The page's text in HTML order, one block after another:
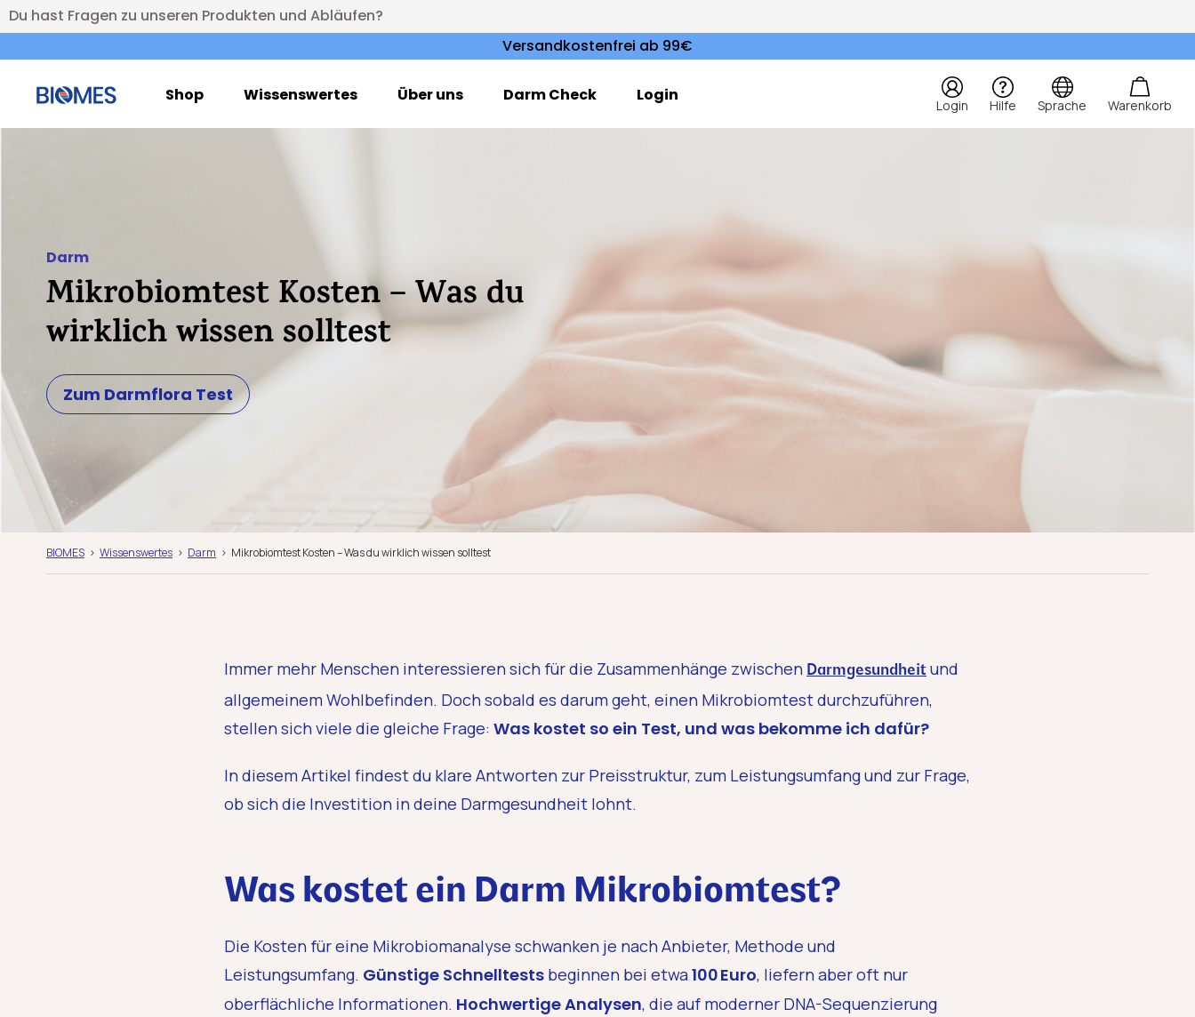
Du hast Fragen zu unseren Produkten und Abläufen?
Versandkostenfrei ab 99€
Shop Wissenswertes Über uns Darm Check Login
Login Hilfe Sprache Warenkorb
Darm
Mikrobiomtest Kosten – Was du
wirklich wissen solltest
Zum Darmflora Test
BIOMES Wissenswertes Darm Mikrobiomtest Kosten – Was du wirklich wissen solltest
Immer mehr Menschen interessieren sich für die Zusammenhänge zwischen Darmgesundheit und
allgemeinem Wohlbefinden. Doch sobald es darum geht, einen Mikrobiomtest durchzuführen,
stellen sich viele die gleiche Frage: Was kostet so ein Test, und was bekomme ich dafür?
In diesem Artikel findest du klare Antworten zur Preisstruktur, zum Leistungsumfang und zur Frage,
ob sich die Investition in deine Darmgesundheit lohnt.
Was kostet ein Darm Mikrobiomtest?
Die Kosten für eine Mikrobiomanalyse schwanken je nach Anbieter, Methode und
Leistungsumfang. Günstige Schnelltests beginnen bei etwa100 Euro, liefern aber oft nur
oberflächliche Informationen. Hochwertige Analysen, die auf moderner DNA-Sequenzierung